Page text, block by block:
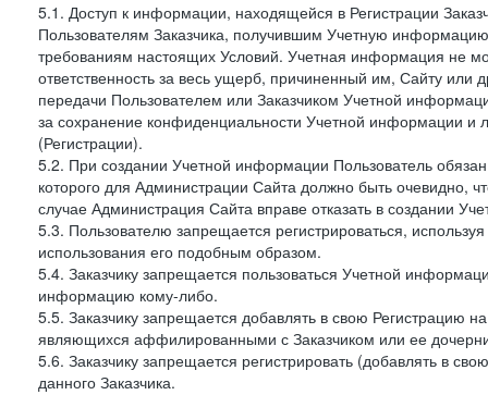
5.1. Доступ к информации, находящейся в Регистрации
Пользователям Заказчика, получившим Учетную
требованиям настоящих Условий. Учетная информация не
ответственность за весь ущерб, причиненный им, Сайту
передачи Пользователем или Заказчиком Учетной
за сохранение конфиденциальности Учетной информации
(Регистрации).
5.2. При создании Учетной информации Пользователь
которого для Администрации Сайта должно быть очевидно,
случае Администрация Сайта вправе отказать в создании
5.3. Пользователю запрещается регистрироваться,
использования его подобным образом.
5.4. Заказчику запрещается пользоваться Учетной
информацию кому-либо.
5.5. Заказчику запрещается добавлять в свою Регистрацию
являющихся аффилированными с Заказчиком или ее
5.6. Заказчику запрещается регистрировать (добавлять в
данного Заказчика.